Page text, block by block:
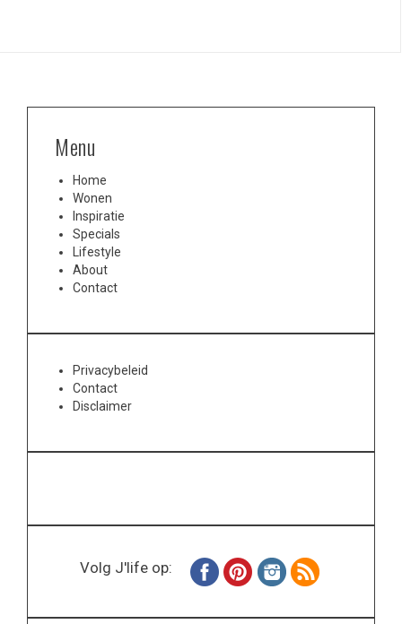
Menu
Home
Wonen
Inspiratie
Specials
Lifestyle
About
Contact
Privacybeleid
Contact
Disclaimer
Volg J'life op: